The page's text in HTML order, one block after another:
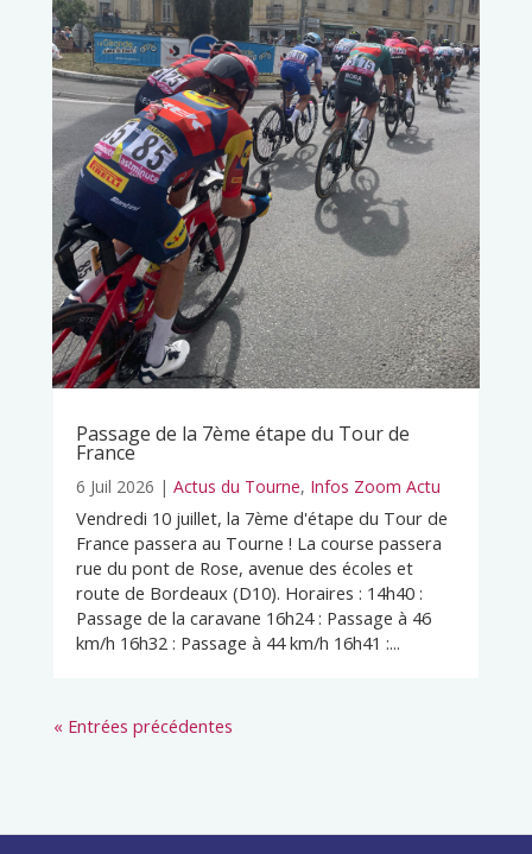
Passage de la 7ème étape du Tour de
France
6 Juil 2026 | Actus du Tourne, Infos Zoom Actu
Vendredi 10 juillet, la 7ème d'étape du Tour de
France passera au Tourne ! La course passera
rue du pont de Rose, avenue des écoles et
route de Bordeaux (D10). Horaires : 14h40 :
Passage de la caravane 16h24 : Passage à 46
km/h 16h32 : Passage à 44 km/h 16h41 :...
« Entrées précédentes